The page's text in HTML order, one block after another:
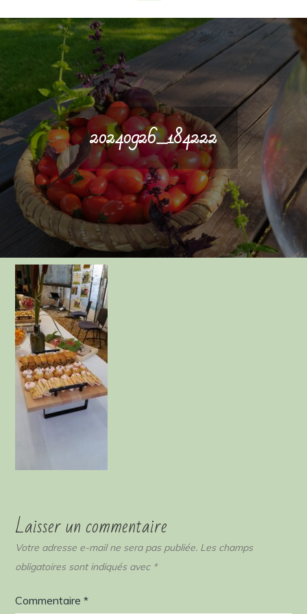
20240926_184222
Laisser un commentaire
Votre adresse e-mail ne sera pas publiée. Les champs
obligatoires sont indiqués avec *
Commentaire*